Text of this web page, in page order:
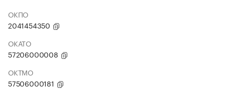
ОКПО
2041454350
ОКАТО
57206000008
ОКТМО
57506000181